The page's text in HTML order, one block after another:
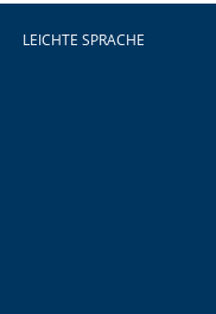
LEICHTE SPRACHE